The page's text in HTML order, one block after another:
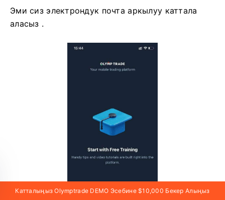
Эми сиз электрондук почта аркылуу каттала
аласыз .
Катталыңыз Olymptrade DEMO Эсебине $10,000 Бекер Алыңыз